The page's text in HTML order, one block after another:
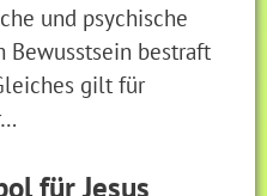
und psychische
bestraft
gilt für
für Jesus